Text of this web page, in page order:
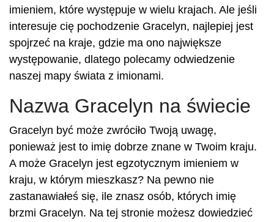
imieniem, które występuje w wielu krajach. Ale jeśli
interesuje cię pochodzenie Gracelyn, najlepiej jest
spojrzeć na kraje, gdzie ma ono największe
występowanie, dlatego polecamy odwiedzenie
naszej mapy świata z imionami.
Nazwa Gracelyn na świecie
Gracelyn być może zwróciło Twoją uwagę,
ponieważ jest to imię dobrze znane w Twoim kraju.
A może Gracelyn jest egzotycznym imieniem w
kraju, w którym mieszkasz? Na pewno nie
zastanawiałeś się, ile znasz osób, których imię
brzmi Gracelyn. Na tej stronie możesz dowiedzieć